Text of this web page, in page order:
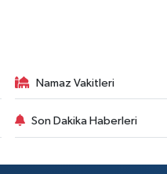
Namaz Vakitleri
Son Dakika Haberleri